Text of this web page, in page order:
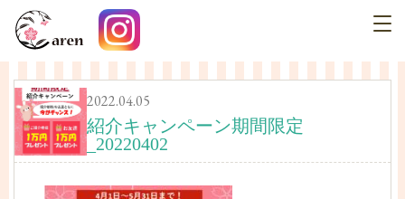
2022.04.05
紹介キャンペーン期間限定
_20220402